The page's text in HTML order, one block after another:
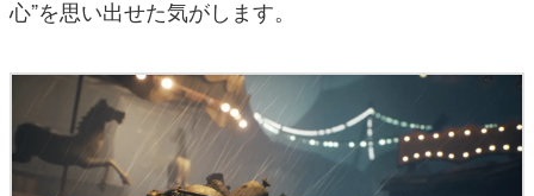
心”を思い出せた気がします。